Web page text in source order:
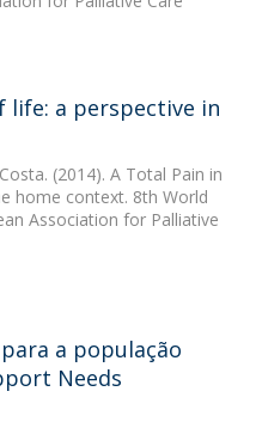
life: a perspective in
(2014). A Total Pain in
home context. 8th World
Association for Palliative
a população
Needs